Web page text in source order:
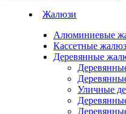
Жалюзи
Алюминиевые
Кассетные
Деревянные
Уличные